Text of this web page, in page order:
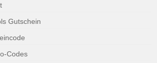
Gutschein
Codes